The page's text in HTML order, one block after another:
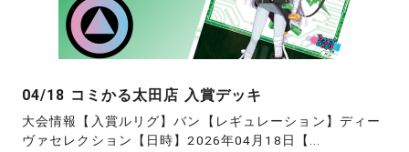
04/18 コミかる太田店 入賞デッキ
大会情報【入賞ルリグ】バン【レギュレーション】ディー
ヴァセレクション【日時】2026年04月18日【...